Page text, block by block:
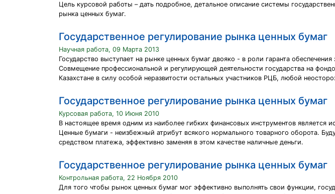
Цель курсовой работы – дать подробное, детальное описание системы
рынка ценных бумаг.
Государственное регулирование рынка ценных бумаг
Научная работа, 09 Марта 2013
Государство выступает на рынке ценных бумаг двояко - в роли гаранта
Совмещение профессиональной и регулирующей деятельности государства на
Казахстане в силу особой неразвитости остальных участников РЦБ, любой
Государственное регулирование рынка ценных бумаг
Курсовая работа, 10 Июня 2010
В настоящее время одним из наиболее гибких финансовых инструментов является
Ценные бумаги - неизбежный атрибут всякого нормального товарного оборота.
средством платежа, эффективно заменяя в этом качестве наличные деньги.
Государственное регулирование рынка ценных бумаг
Контрольная работа, 22 Ноября 2010
Для того чтобы рынок ценных бумаг мог эффективно выполнять свои функции,